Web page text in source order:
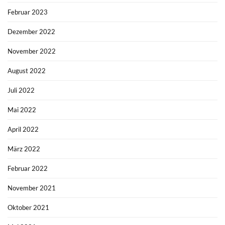
Februar 2023
Dezember 2022
November 2022
August 2022
Juli 2022
Mai 2022
April 2022
März 2022
Februar 2022
November 2021
Oktober 2021